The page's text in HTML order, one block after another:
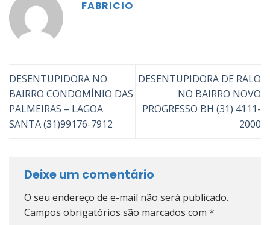
FABRICIO
DESENTUPIDORA NO
BAIRRO CONDOMÍNIO DAS
PALMEIRAS – LAGOA
SANTA (31)99176-7912
DESENTUPIDORA DE RALO
NO BAIRRO NOVO
PROGRESSO BH (31) 4111-
2000
Deixe um comentário
O seu endereço de e-mail não será publicado.
Campos obrigatórios são marcados com *